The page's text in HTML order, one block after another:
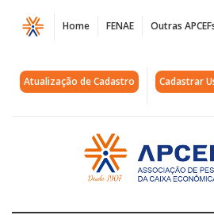
Página
Encontro
de
atletas
Home FENAE Outras
Atualização de Cadastro Cadastrar
Acessar
página
inicial